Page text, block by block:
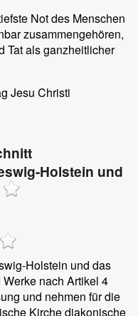
Not des Menschen
zusammengehören,
Tat als ganzheitlicher
Jesu Christi
Holstein und
Holstein und das
nach Artikel 4
und nehmen für die
Kirche diakonische